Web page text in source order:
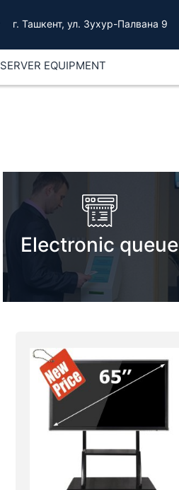
г. Ташкент, ул. Зухур-Палвана 9
SERVER EQUIPMENT
Electronic queue